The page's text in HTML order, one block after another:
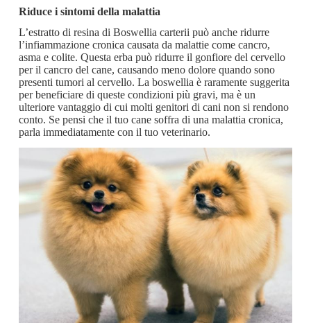
Riduce i sintomi della malattia
L’estratto di resina di Boswellia carterii può anche ridurre
l’infiammazione cronica causata da malattie come cancro,
asma e colite. Questa erba può ridurre il gonfiore del cervello
per il cancro del cane, causando meno dolore quando sono
presenti tumori al cervello. La boswellia è raramente suggerita
per beneficiare di queste condizioni più gravi, ma è un
ulteriore vantaggio di cui molti genitori di cani non si rendono
conto. Se pensi che il tuo cane soffra di una malattia cronica,
parla immediatamente con il tuo veterinario.